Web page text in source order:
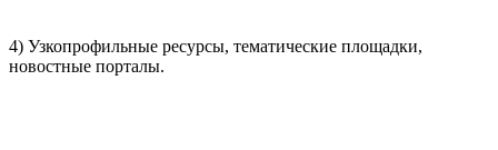
4) Узкопрофильные ресурсы, тематические площадки,
новостные порталы.